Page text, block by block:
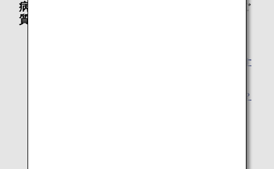
病気やけがのあるお客様についてのよくあるご
質問
機内へインスリン注射・エピペンを持ち込みたいのです
パニック障がいですが、航空旅行は大丈夫でしょうか？